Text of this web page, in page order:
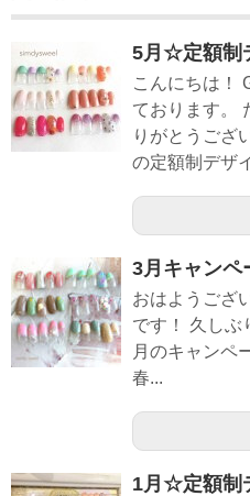
5月☆定額制
こんにちは！
ております。
りがとうござ
の定額制デザ
3月キャン
おはようござ
です！ 久しぶ
月のキャンペ
春...
1月☆定額制